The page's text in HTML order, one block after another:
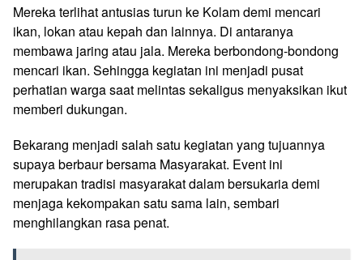
Mereka terlihat antusias turun ke Kolam demi mencari
ikan, lokan atau kepah dan lainnya. Di antaranya
membawa jaring atau jala. Mereka berbondong-bondong
mencari ikan. Sehingga kegiatan ini menjadi pusat
perhatian warga saat melintas sekaligus menyaksikan ikut
memberi dukungan.
Bekarang menjadi salah satu kegiatan yang tujuannya
supaya berbaur bersama Masyarakat. Event ini
merupakan tradisi masyarakat dalam bersukaria demi
menjaga kekompakan satu sama lain, sembari
menghilangkan rasa penat.